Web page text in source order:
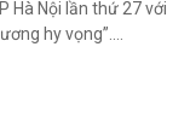
Hà Nội lần thứ 27 với
hy vọng”.…